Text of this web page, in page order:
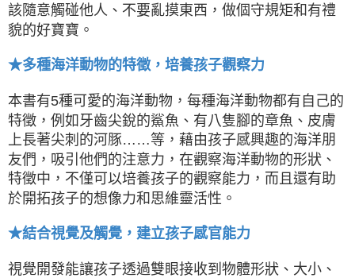
該隨意觸碰他人、不要亂摸東西，做個守規矩和有禮
貌的好寶寶。
★多種海洋動物的特徵，培養孩子觀察力
本書有5種可愛的海洋動物，每種海洋動物都有自己的
特徵，例如牙齒尖銳的鯊魚、有八隻腳的章魚、皮膚
上長著尖刺的河豚……等，藉由孩子感興趣的海洋朋
友們，吸引他們的注意力，在觀察海洋動物的形狀、
特徵中，不僅可以培養孩子的觀察能力，而且還有助
於開拓孩子的想像力和思維靈活性。
★結合視覺及觸覺，建立孩子感官能力
視覺開發能讓孩子透過雙眼接收到物體形狀、大小、